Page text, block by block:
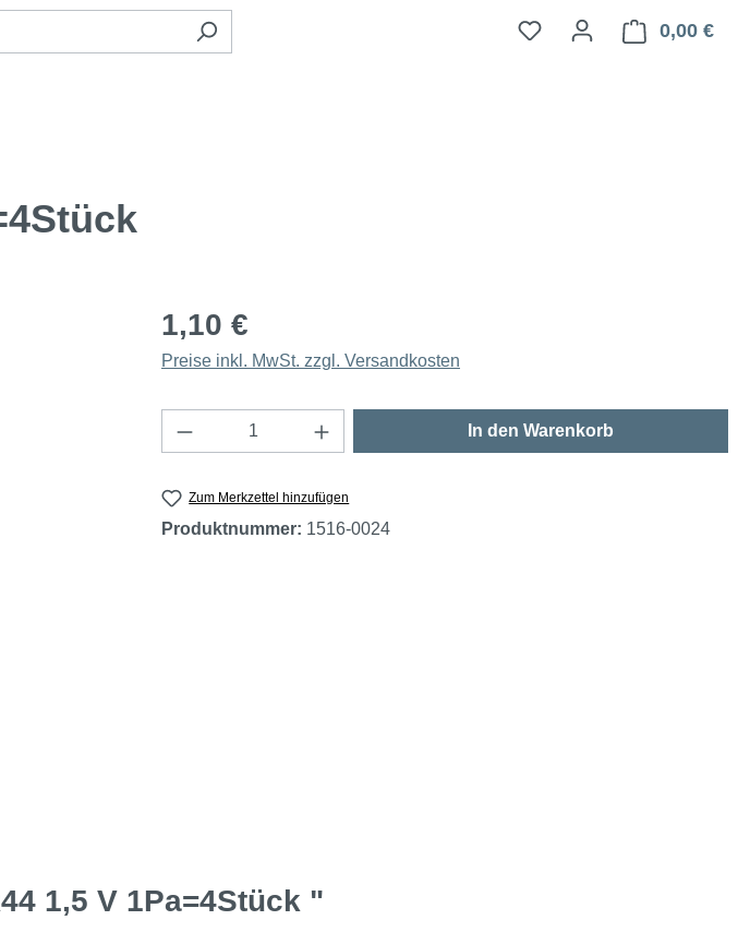
0,00 €
1,10 €
Preise inkl. MwSt. zzgl. Versandkosten
Produkt Anzahl: Gib den gewünschten Wert ein
In den Warenkorb
Zum Merkzettel hinzufügen
Produktnummer: 1516-0024
1,5 V 1Pa=4Stück "